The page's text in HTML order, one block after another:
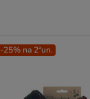
-25% na 2ªun.